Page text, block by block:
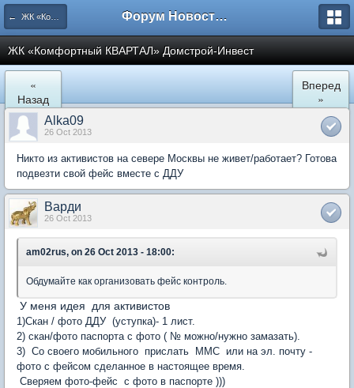
← ЖК «Комфортный КВАРТАЛ» Форум Новостройки
ЖК «Комфортный КВАРТАЛ» Домстрой-Инвест
«
Назад
Вперед
»
Alka09
26 Oct 2013
Никто из активистов на севере Москвы не живет/работает? Готова
подвезти свой фейс вместе с ДДУ
Варди
26 Oct 2013
am02rus, on 26 Oct 2013 - 18:00:
Обдумайте как организовать фейс контроль.
У меня идея для активистов
1)Скан / фото ДДУ (уступка)- 1 лист.
2) скан/фото паспорта с фото ( № можно/нужно замазать).
3) Со своего мобильного прислать ММС или на эл. почту -
фото с фейсом сделанное в настоящее время.
Сверяем фото-фейс с фото в паспорте )))